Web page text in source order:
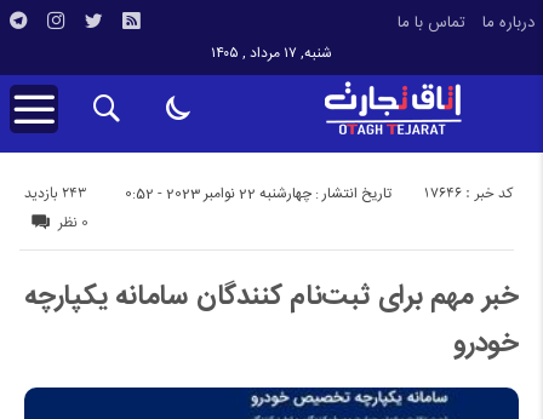
درباره ما تماس با ما
شنبه, ۱۷ مرداد , ۱۴۰۵
تاریخ انتشار : چهارشنبه 22 نوامبر 2023 - 0:52 243 بازدید کد خبر : 17646
0 نظر
خبر مهم برای ثبت‌نام کنندگان سامانه یکپارچه
خودرو